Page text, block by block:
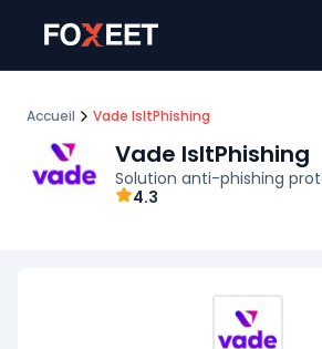
Accueil Vade IsItPhishing
Vade IsItPhishing
Solution anti-phishing
4.3